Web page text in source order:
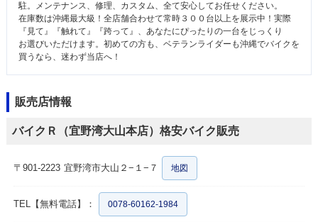
駐。メンテナンス、修理、カスタム、全て安心してお任せください。
在庫数は沖縄最大級！全店舗合わせて常時３００台以上を展示中！実際
『見て』『触れて』『跨って』、あなたにぴったりの一台をじっくり
お選びいただけます。初めての方も、ベテランライダーも沖縄でバイクを
買うなら、迷わず当店へ！
販売店情報
バイクＲ（宜野湾大山本店）格安バイク販売
〒901-2223 宜野湾市大山２−１−７ 地図
TEL【無料電話】： 0078-60162-1984